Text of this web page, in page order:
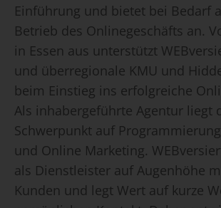
Einführung und bietet bei Bedarf
Betrieb des Onlinegeschäfts an.
in Essen aus unterstützt
und überregionale KMU und
beim Einstieg ins erfolgreiche
Als inhabergeführte Agentur liegt
Schwerpunkt auf
und Online Marketing.
als Dienstleister auf Augenhöhe
Kunden und legt Wert auf kurze